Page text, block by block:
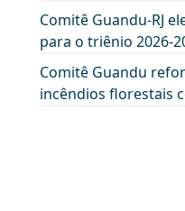
Comitê Guandu-RJ
para o triênio 2026-
Comitê Guandu
incêndios florestais